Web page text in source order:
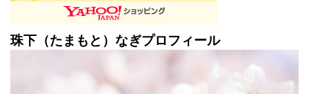
珠下（たまもと）なぎプロフィール